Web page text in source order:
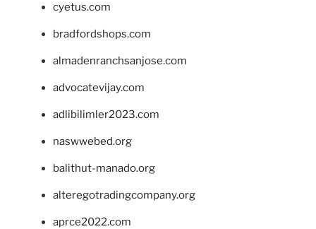
cyetus.com
bradfordshops.com
almadenranchsanjose.com
advocatevijay.com
adlibilimler2023.com
naswwebed.org
balithut-manado.org
alteregotradingcompany.org
aprce2022.com